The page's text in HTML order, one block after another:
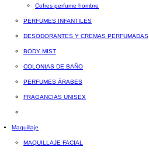
Cofres perfume hombre
PERFUMES INFANTILES
DESODORANTES Y CREMAS PERFUMADAS
BODY MIST
COLONIAS DE BAÑO
PERFUMES ÁRABES
FRAGANCIAS UNISEX
Maquillaje
MAQUILLAJE FACIAL